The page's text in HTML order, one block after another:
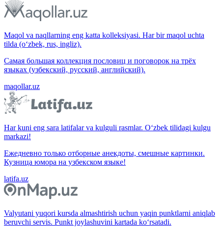
Maqol va naqllarning eng katta kolleksiyasi. Har bir maqol uchta
tilda (o‘zbek, rus, ingliz).
Самая большая коллекция пословиц и поговорок на трёх
языках (узбекский, русский, английский).
maqollar.uz
Har kuni eng sara latifalar va kulguli rasmlar. O‘zbek tilidagi kulgu
markazi!
Ежедневно только отборные анекдоты, смешные картинки.
Кузница юмора на узбекском языке!
latifa.uz
Valyutani yuqori kursda almashtirish uchun yaqin punktlarni aniqlab
beruvchi servis. Punkt joylashuvini kartada ko‘rsatadi.